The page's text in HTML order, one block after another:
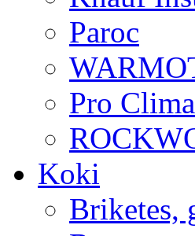
Paroc
Pro Clima
Koki
Briketes,